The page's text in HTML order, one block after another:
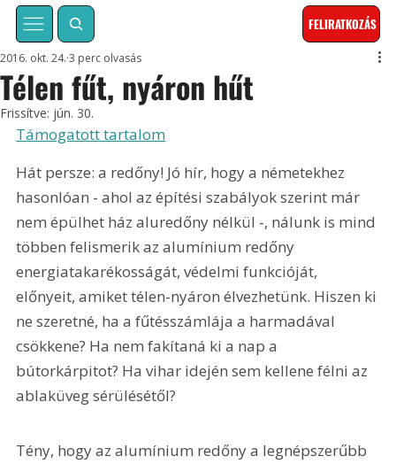
FELIRATKOZÁS
Télen fűt, nyáron hűt
2016. okt. 24. 3 perc olvasás
Frissítve: jún. 30.
Támogatott tartalom
Hát persze: a redőny! Jó hír, hogy a németekhez
hasonlóan - ahol az építési szabályok szerint már
nem épülhet ház aluredőny nélkül -, nálunk is mind
többen felismerik az alumínium redőny
energiatakarékosságát, védelmi funkcióját,
előnyeit, amiket télen-nyáron élvezhetünk. Hiszen ki
ne szeretné, ha a fűtésszámlája a harmadával
csökkene? Ha nem fakítaná ki a nap a
bútorkárpitot? Ha vihar idején sem kellene félni az
ablaküveg sérülésétől?
Tény, hogy az alumínium redőny a legnépszerűbb